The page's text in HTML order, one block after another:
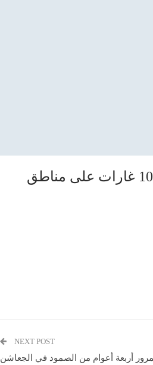
صعدة: طيران العدوان السعودي الأمريكي يشن 10 غارات على مناطق
NEXT POST
أربعة أعوام من الصمود في الجعاشن